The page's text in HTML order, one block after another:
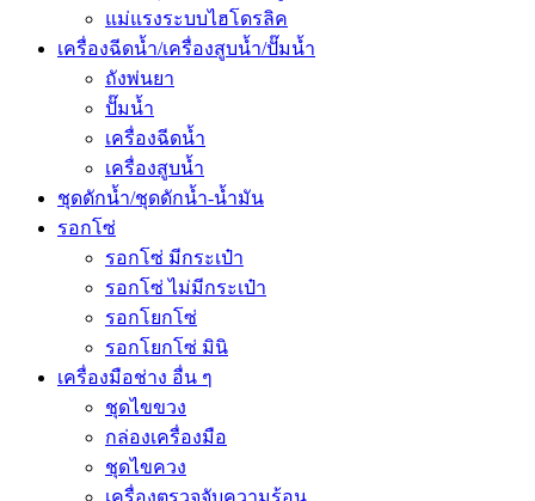
แม่แรงระบบไฮโดรลิค
เครื่องฉีดน้ำ/เครื่องสูบน้ำ/ปั๊มน้ำ
ถังพ่นยา
ปั๊มน้ำ
เครื่องฉีดน้ำ
เครื่องสูบน้ำ
ชุดดักน้ำ/ชุดดักน้ำ-น้ำมัน
รอกโซ่
รอกโซ่ มีกระเป๋า
รอกโซ่ ไม่มีกระเป๋า
รอกโยกโซ่
รอกโยกโซ่ มินิ
เครื่องมือช่าง อื่น ๆ
ชุดไขขวง
กล่องเครื่องมือ
ชุดไขควง
เครื่องตรวจจับความร้อน